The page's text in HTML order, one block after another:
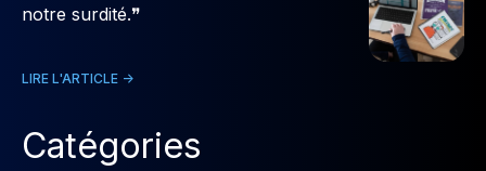
notre surdité.❞
LIRE L'ARTICLE ->
Catégories